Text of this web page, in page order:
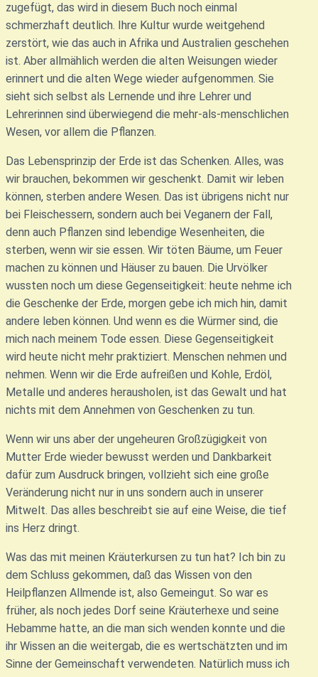
zugefügt, das wird in diesem Buch noch einmal
schmerzhaft deutlich. Ihre Kultur wurde weitgehend
zerstört, wie das auch in Afrika und Australien geschehen
ist. Aber allmählich werden die alten Weisungen wieder
erinnert und die alten Wege wieder aufgenommen. Sie
sieht sich selbst als Lernende und ihre Lehrer und
Lehrerinnen sind überwiegend die mehr-als-menschlichen
Wesen, vor allem die Pflanzen.
Das Lebensprinzip der Erde ist das Schenken. Alles, was
wir brauchen, bekommen wir geschenkt. Damit wir leben
können, sterben andere Wesen. Das ist übrigens nicht nur
bei Fleischessern, sondern auch bei Veganern der Fall,
denn auch Pflanzen sind lebendige Wesenheiten, die
sterben, wenn wir sie essen. Wir töten Bäume, um Feuer
machen zu können und Häuser zu bauen. Die Urvölker
wussten noch um diese Gegenseitigkeit: heute nehme ich
die Geschenke der Erde, morgen gebe ich mich hin, damit
andere leben können. Und wenn es die Würmer sind, die
mich nach meinem Tode essen. Diese Gegenseitigkeit
wird heute nicht mehr praktiziert. Menschen nehmen und
nehmen. Wenn wir die Erde aufreißen und Kohle, Erdöl,
Metalle und anderes herausholen, ist das Gewalt und hat
nichts mit dem Annehmen von Geschenken zu tun.
Wenn wir uns aber der ungeheuren Großzügigkeit von
Mutter Erde wieder bewusst werden und Dankbarkeit
dafür zum Ausdruck bringen, vollzieht sich eine große
Veränderung nicht nur in uns sondern auch in unserer
Mitwelt. Das alles beschreibt sie auf eine Weise, die tief
ins Herz dringt.
Was das mit meinen Kräuterkursen zu tun hat? Ich bin zu
dem Schluss gekommen, daß das Wissen von den
Heilpflanzen Allmende ist, also Gemeingut. So war es
früher, als noch jedes Dorf seine Kräuterhexe und seine
Hebamme hatte, an die man sich wenden konnte und die
ihr Wissen an die weitergab, die es wertschätzten und im
Sinne der Gemeinschaft verwendeten. Natürlich muss ich